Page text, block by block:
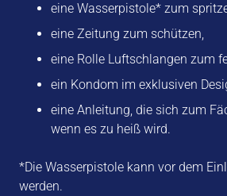
eine Wasserpistole* zum
eine Zeitung zum schützen,
eine Rolle Luftschlangen zum
ein Kondom im exklusiven
eine Anleitung, die sich zum
wenn es zu heiß wird.
*Die Wasserpistole kann vor dem
werden.